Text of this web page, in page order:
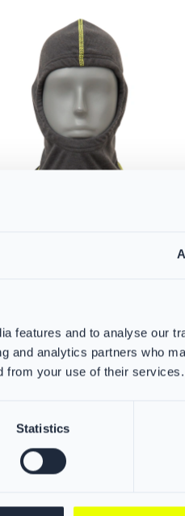
features and to analyse our
and analytics partners who
from your use of their services.
Statistics
Flammschutzhaube
Feuerwehrhaube bietet
Schutz vor Hitze, Flammen